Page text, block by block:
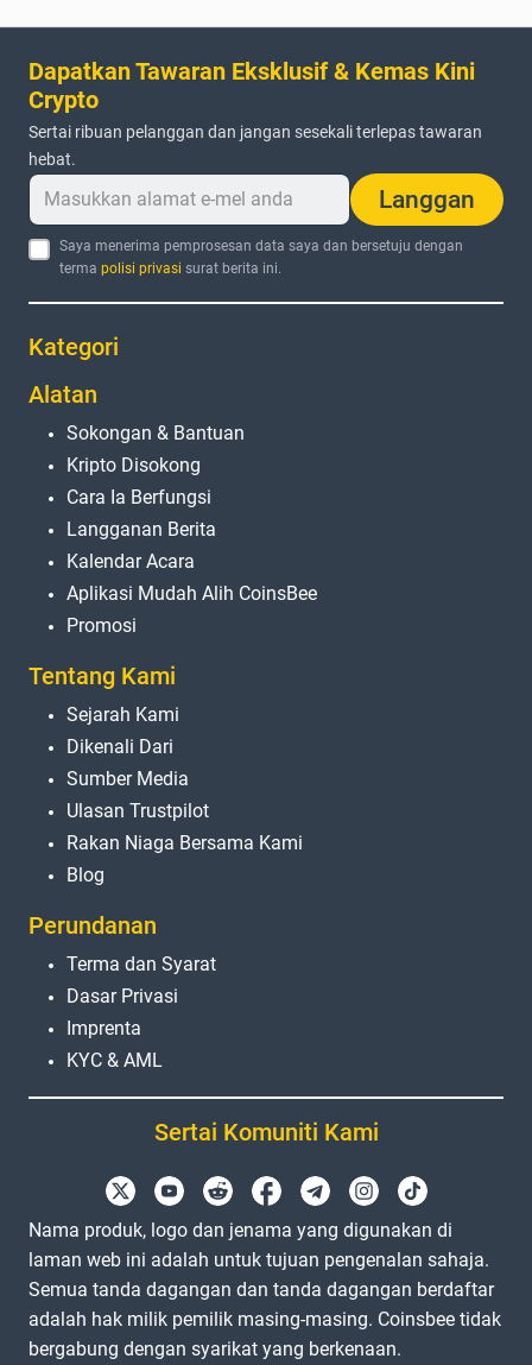
Dapatkan Tawaran Eksklusif & Kemas Kini
Crypto
Sertai ribuan pelanggan dan jangan sesekali terlepas tawaran
hebat.
Langgan
Saya menerima pemprosesan data saya dan bersetuju dengan
termapolisi privasi surat berita ini.
Kategori
Alatan
Sokongan & Bantuan
Kripto Disokong
Cara Ia Berfungsi
Langganan Berita
Kalendar Acara
Aplikasi Mudah Alih CoinsBee
Promosi
Tentang Kami
Sejarah Kami
Dikenali Dari
Sumber Media
Ulasan Trustpilot
Rakan Niaga Bersama Kami
Blog
Perundanan
Terma dan Syarat
Dasar Privasi
Imprenta
KYC & AML
Sertai Komuniti Kami
Nama produk, logo dan jenama yang digunakan di
laman web ini adalah untuk tujuan pengenalan sahaja.
Semua tanda dagangan dan tanda dagangan berdaftar
adalah hak milik pemilik masing-masing. Coinsbee tidak
bergabung dengan syarikat yang berkenaan.